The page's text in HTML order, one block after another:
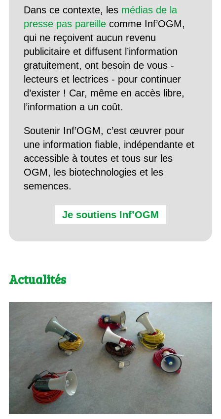
Dans ce contexte, les médias de la
presse pas pareillecomme Inf’OGM,
qui ne reçoivent aucun revenu
publicitaire et diffusent l’information
gratuitement, ont besoin de vous -
lecteurs et lectrices - pour continuer
d’exister ! Car, même en accès libre,
l’information a un coût.
Soutenir Inf’OGM, c’est œuvrer pour
une information fiable, indépendante et
accessible à toutes et tous sur les
OGM, les biotechnologies et les
semences.
Je soutiens Inf’OGM
Actualités